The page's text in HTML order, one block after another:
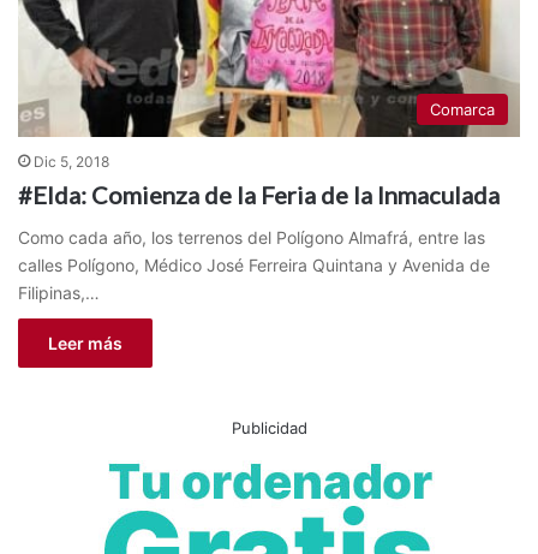
Comarca
Dic 5, 2018
#Elda: Comienza de la Feria de la Inmaculada
Como cada año, los terrenos del Polígono Almafrá, entre las
calles Polígono, Médico José Ferreira Quintana y Avenida de
Filipinas,…
Leer más
Publicidad